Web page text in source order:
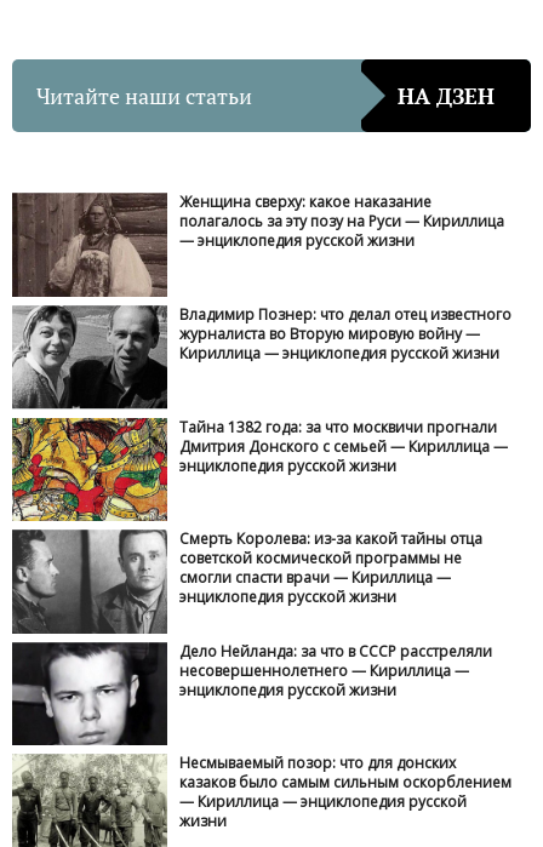
Читайте наши статьи НА ДЗЕН
Женщина сверху: какое наказание
полагалось за эту позу на Руси — Кириллица
— энциклопедия русской жизни
Владимир Познер: что делал отец известного
журналиста во Вторую мировую войну —
Кириллица — энциклопедия русской жизни
Тайна 1382 года: за что москвичи прогнали
Дмитрия Донского с семьей — Кириллица —
энциклопедия русской жизни
Смерть Королева: из-за какой тайны отца
советской космической программы не
смогли спасти врачи — Кириллица —
энциклопедия русской жизни
Дело Нейланда: за что в СССР расстреляли
несовершеннолетнего — Кириллица —
энциклопедия русской жизни
Несмываемый позор: что для донских
казаков было самым сильным оскорблением
— Кириллица — энциклопедия русской
жизни